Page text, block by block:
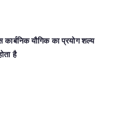
यौगिक का प्रयोग शल्य
है